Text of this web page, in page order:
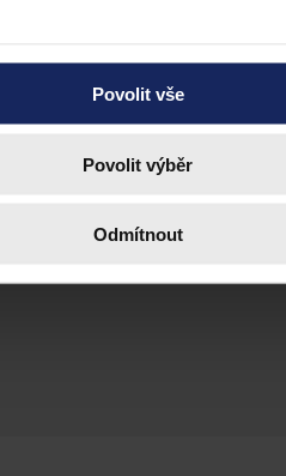
Povolit vše
Povolit výběr
Odmítnout